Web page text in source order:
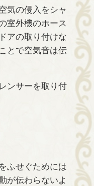
気の侵入をシャ
室外機のホース
アの取り付けな
とで空気音は伝
ンサーを取り付
ふせぐためには
が伝わらないよ